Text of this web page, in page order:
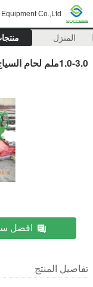
Co.,Ltd
المنزل
1.0-3.0ملم لحام السياج محرك لحام مستمر
افضل
تفاصيل المنتج